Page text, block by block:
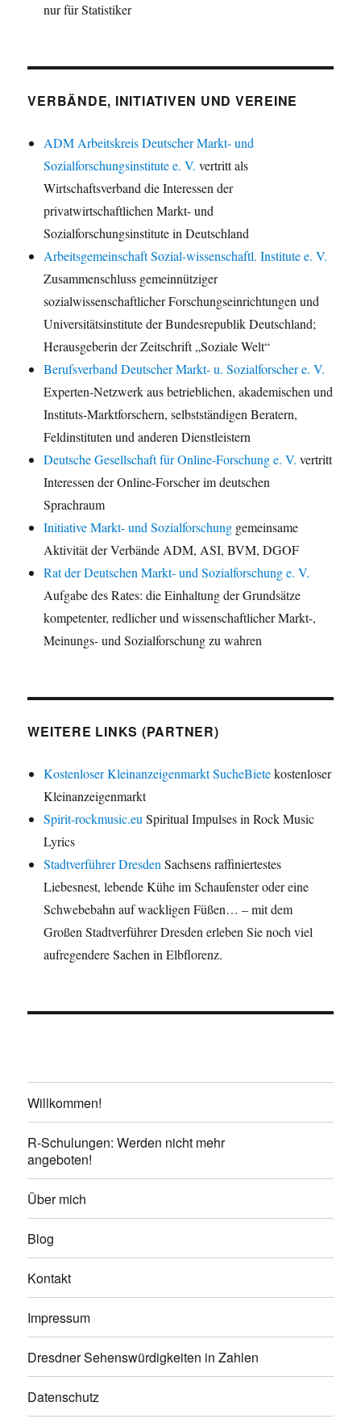
nur für Statistiker
VERBÄNDE, INITIATIVEN UND VEREINE
ADM Arbeitskreis Deutscher Markt- und
Sozialforschungsinstitute e. V. vertritt als
Wirtschaftsverband die Interessen der
privatwirtschaftlichen Markt- und
Sozialforschungsinstitute in Deutschland
Arbeitsgemeinschaft Sozial-wissenschaftl. Institute e. V.
Zusammenschluss gemeinnütziger
sozialwissenschaftlicher Forschungseinrichtungen und
Universitätsinstitute der Bundesrepublik Deutschland;
Herausgeberin der Zeitschrift „Soziale Welt“
Berufsverband Deutscher Markt- u. Sozialforscher e. V.
Experten-Netzwerk aus betrieblichen, akademischen und
Instituts-Marktforschern, selbstständigen Beratern,
Feldinstituten und anderen Dienstleistern
Deutsche Gesellschaft für Online-Forschung e. V. vertritt
Interessen der Online-Forscher im deutschen
Sprachraum
Initiative Markt- und Sozialforschung gemeinsame
Aktivität der Verbände ADM, ASI, BVM, DGOF
Rat der Deutschen Markt- und Sozialforschung e. V.
Aufgabe des Rates: die Einhaltung der Grundsätze
kompetenter, redlicher und wissenschaftlicher Markt-,
Meinungs- und Sozialforschung zu wahren
WEITERE LINKS (PARTNER)
Kostenloser Kleinanzeigenmarkt SucheBietekostenloser
Kleinanzeigenmarkt
Spirit-rockmusic.eu Spiritual Impulses in Rock Music
Lyrics
Stadtverführer Dresden Sachsens raffiniertestes
Liebesnest, lebende Kühe im Schaufenster oder eine
Schwebebahn auf wackligen Füßen… – mit dem
Großen Stadtverführer Dresden erleben Sie noch viel
aufregendere Sachen in Elbflorenz.
Willkommen!
R-Schulungen: Werden nicht mehr
angeboten!
Über mich
Blog
Kontakt
Impressum
Dresdner Sehenswürdigkeiten in Zahlen
Datenschutz